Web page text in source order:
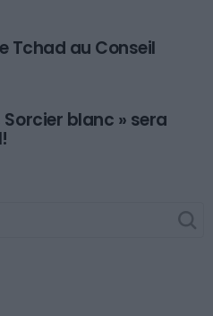
Tchad au Conseil
Sorcier blanc » sera